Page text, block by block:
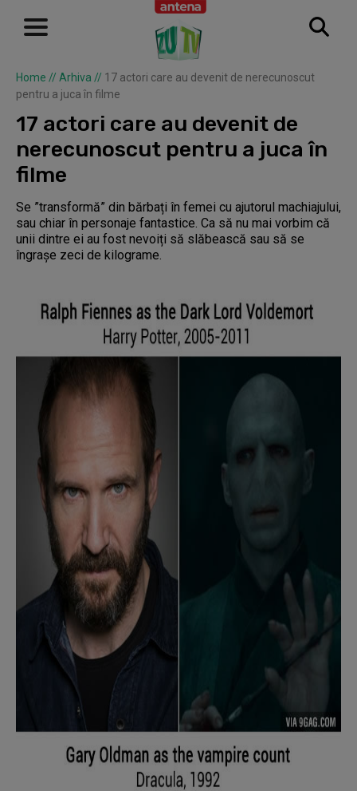
Home // Arhiva // 17 actori care au devenit de nerecunoscut
pentru a juca în filme
17 actori care au devenit de
nerecunoscut pentru a juca în
filme
Se ”transformă” din bărbați în femei cu ajutorul machiajului,
sau chiar în personaje fantastice. Ca să nu mai vorbim că
unii dintre ei au fost nevoiți să slăbească sau să se
îngrașe zeci de kilograme.